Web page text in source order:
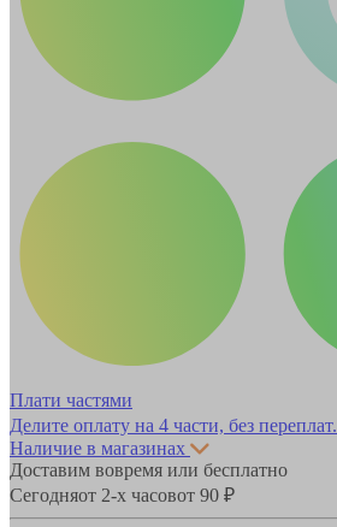
Плати частями
Делите оплату на 4 части, без переплат.
Наличие в магазинах
Доставим вовремя или бесплатно
Сегодняот 2-х часовот 90 ₽